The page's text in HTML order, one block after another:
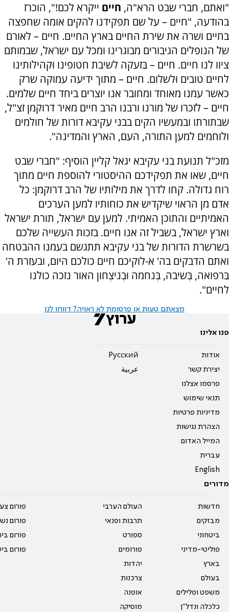
"ואתם, חברי שבט הרא"ה, חיים ייקרא לכם!", הוכרז
בהודעה, "חיים – על שם תפקידנו להקים אומה שחפצה
בחיים ושרה את שירת החיים בארץ החיים. חיים – לאורם
של הנופלים הגיבורים מבוגרינו ומכל עם ישראל, שבמותם
ציוו לנו חיים. חיים – בִּזעקה לשיבת חטופינו וּקהילותינו
לחיים טובים וּלשלום. חיים – מתוך ידיעה עמוקה שרק
כאשר עמנו מאוחד ומחובר אנו יוצרים ביחד חיים שלמים.
חיים – לזכרו של מורנו ורבנו הרב חיים מאיר דרוקמן זצ"ל,
שבתורתו ובמעשיו הקים בבני עקיבא דורות של חולמים
ולוחמים למען התורה, העם, הארץ והמדינה".
מזכ"ל תנועת בני עקיבא יגאל קליין הוסיף: "חברי שבט
חיים, שאו את תפקידכם ההיסטורי להוספת חיים מתוך
רוח גדולה. קחו לדרך את מילותיו של הרב דרוקמן: כל
אדם מן הראוי שיקדיש את כוחותיו למען הערכים
האמיתיים והתוכן האמיתי. למען עם ישראל, תורת ישראל
וארץ ישראל, בשביל זה אנו חיים. בזכות העשייה שלכם
בשרשרת הדורות של בני עקיבא תתגשם בעמנו ההבטחה
ואתם הדבקים בה' א-לוקיכם חיים כולכם היום, ובעזרת ה'
בִּרפואה, בְּשיבה, בְּנחמה וּבְניצְחון האור נזכה כולנו
לחיים".
מצאתם טעות או פרסומת לא ראויה? דווחו לנו
פנו אלינו
אודות
יצירת קשר
פרסמו אצלנו
תנאי שימוש
מדיניות פרטיות
הצהרת נגישות
המייל האדום
עברית
English
Pусский
عربية
מדורים
חדשות
מבזקים
ביטחוני
פוליטי-מדיני
בארץ
בעולם
משפט ופלילים
כלכלה ונדל"ן
העולם הערבי
תרבות ופנאי
ספורט
פורומים
יהדות
צרכנות
אופנה
מוסיקה
פורום
פורום
פורום
פורום